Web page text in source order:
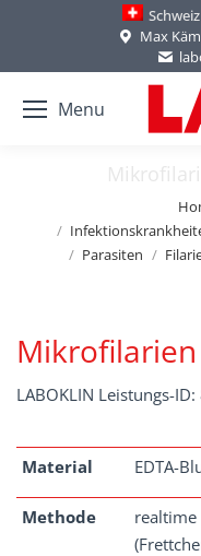
Schweiz
Max
Menu
Parasiten
Mikrofilarien
LABOKLIN Leistungs-ID:
Material EDTA-
Methode
realtime